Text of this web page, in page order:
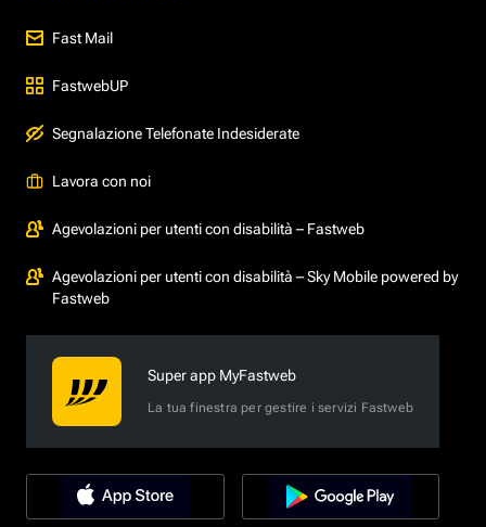
Fast Mail
FastwebUP
Segnalazione Telefonate Indesiderate
Lavora con noi
Agevolazioni per utenti con disabilità – Fastweb
Agevolazioni per utenti con disabilità – Sky Mobile powered by
Fastweb
Super app MyFastweb
La tua finestra per gestire i servizi Fastweb